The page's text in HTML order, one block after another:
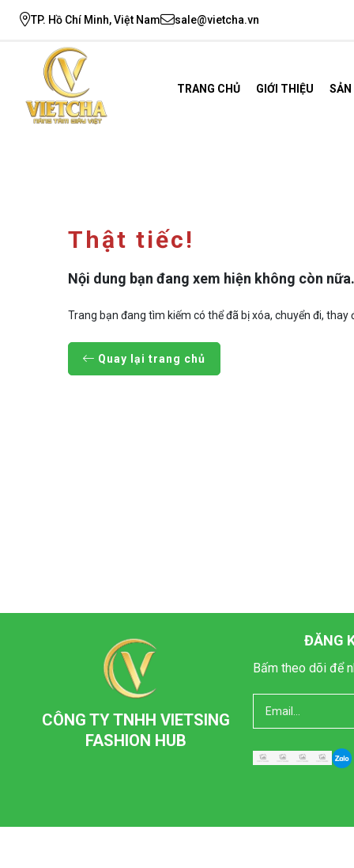
TP. Hồ Chí Minh, Việt Nam sale@vietcha.vn
TRANG CHỦ GIỚI THIỆU
Thật tiếc!
Nội dung bạn đang xem hiện không còn nữa.
Trang bạn đang tìm kiếm có thể đã bị xóa, chuyển đi,
Quay lại trang chủ
CÔNG TY TNHH VIETSING
FASHION HUB
ĐĂNG
Bấm theo dõi để